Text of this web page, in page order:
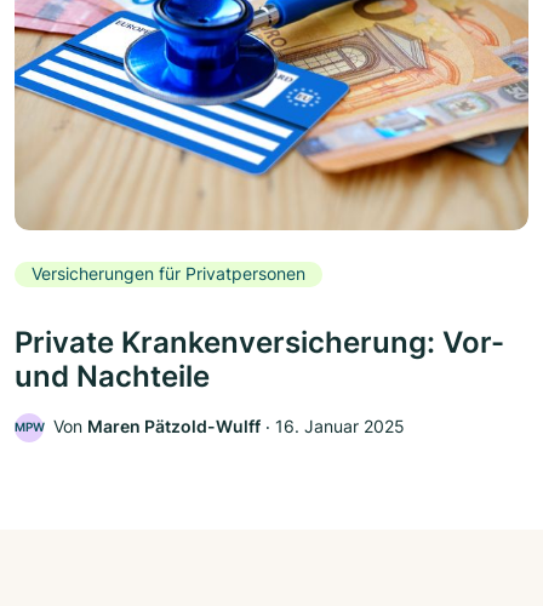
Versicherungen für Privatpersonen
Private Krankenversicherung: Vor-
und Nachteile
MPW Von Maren Pätzold-Wulff ‧ 16. Januar 2025